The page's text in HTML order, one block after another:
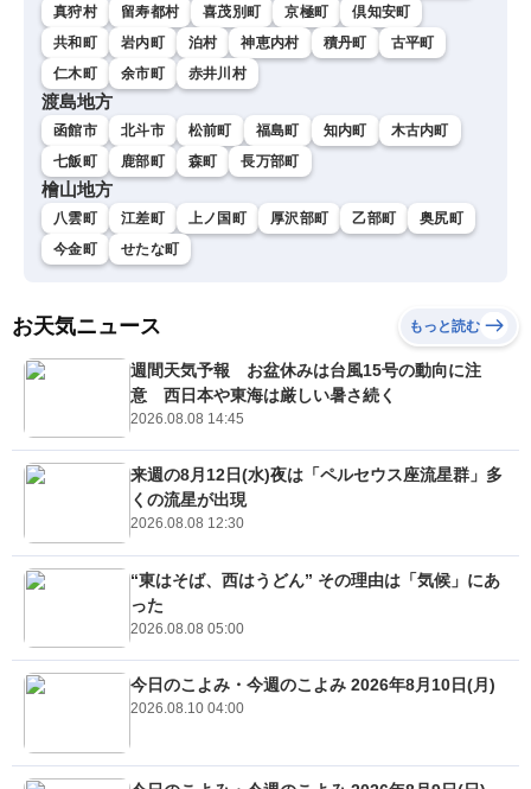
真狩村
留寿都村 喜茂別町 京極町
倶知安町
共和町
岩内町 泊村 神恵内村 積丹町
古平町
仁木町
余市町 赤井川村
渡島地方
函館市 北斗市 松前町 福島町 知内町
木古内町
七飯町
鹿部町 森町 長万部町
檜山地方
八雲町 江差町 上ノ国町 厚沢部町 乙部町
奥尻町
今金町
せたな町
お天気ニュース もっと読む
週間天気予報 お盆休みは台風15号の動向に注
意 西日本や東海は厳しい暑さ続く
2026.08.08 14:45
来週の8月12日(水)夜は「ペルセウス座流星群」多
くの流星が出現
2026.08.08 12:30
“東はそば、西はうどん” その理由は「気候」にあ
った
2026.08.08 05:00
今日のこよみ・今週のこよみ 2026年8月10日(月)
2026.08.10 04:00